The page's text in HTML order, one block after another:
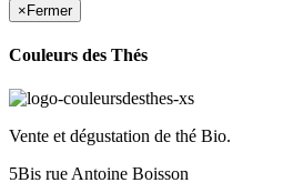
×Fermer
Couleurs des Thés
Vente et dégustation de thé Bio.
5Bis rue Antoine Boisson